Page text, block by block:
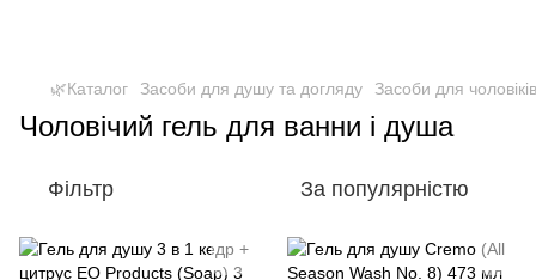
🌿Каталог Засоби для душу та догляду Засоби для чоловіків
Чоловічий гель для ванни і душа
Фільтр За популярністю